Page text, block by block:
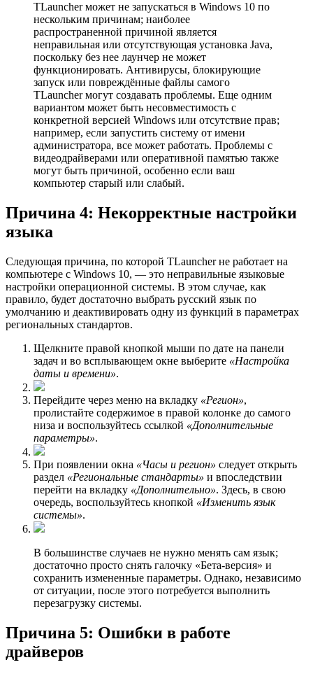
ТLauncher может не запускаться в Windows 10 по
нескольким причинам; наиболее
распространенной причиной является
неправильная или отсутствующая установка Java,
поскольку без нее лаунчер не может
функционировать. Антивирусы, блокирующие
запуск или повреждённые файлы самого
TLauncher могут создавать проблемы. Еще одним
вариантом может быть несовместимость с
конкретной версией Windows или отсутствие прав;
например, если запустить систему от имени
администратора, все может работать. Проблемы с
видеодрайверами или оперативной памятью также
могут быть причиной, особенно если ваш
компьютер старый или слабый.
Причина 4: Некорректные настройки
языка
Следующая причина, по которой TLauncher не работает на
компьютере с Windows 10, — это неправильные языковые
настройки операционной системы. В этом случае, как
правило, будет достаточно выбрать русский язык по
умолчанию и деактивировать одну из функций в параметрах
региональных стандартов.
Щелкните правой кнопкой мыши по дате на панели
задач и во всплывающем окне выберите «Настройка
даты и времени».
Перейдите через меню на вкладку «Регион»,
пролистайте содержимое в правой колонке до самого
низа и воспользуйтесь ссылкой «Дополнительные
параметры».
При появлении окна «Часы и регион» следует открыть
раздел «Региональные стандарты» и впоследствии
перейти на вкладку «Дополнительно». Здесь, в свою
очередь, воспользуйтесь кнопкой «Изменить язык
системы».
В большинстве случаев не нужно менять сам язык;
достаточно просто снять галочку «Бета-версия» и
сохранить измененные параметры. Однако, независимо
от ситуации, после этого потребуется выполнить
перезагрузку системы.
Причина 5: Ошибки в работе
драйверов